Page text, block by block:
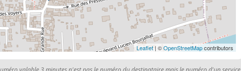
Leaflet | ©OpenStreetMapcontributors